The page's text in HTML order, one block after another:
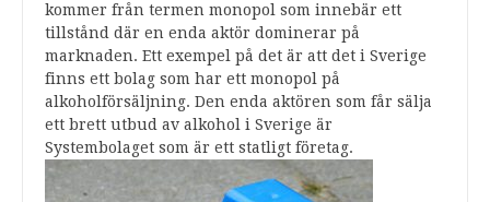
kommer från termen monopol som innebär ett
tillstånd där en enda aktör dominerar på
marknaden. Ett exempel på det är att det i Sverige
finns ett bolag som har ett monopol på
alkoholförsäljning. Den enda aktören som får sälja
ett brett utbud av alkohol i Sverige är
Systembolaget som är ett statligt företag.